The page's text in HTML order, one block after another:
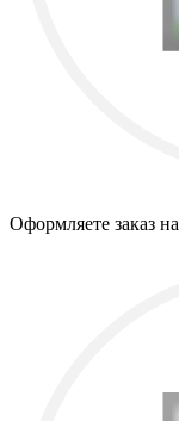
Оформляете заказ